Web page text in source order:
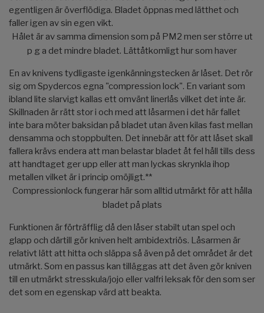
egentligen är överflödiga. Bladet öppnas med lätthet och
faller igen av sin egen vikt.
Hålet är av samma dimension som på PM2 men ser större ut
p g a det mindre bladet. Lättåtkomligt hur som haver
En av knivens tydligaste igenkänningstecken är låset. Det rör
sig om Spydercos egna "compression lock". En variant som
ibland lite slarvigt kallas ett omvänt linerlås vilket det inte är.
Skillnaden är rätt stor i och med att låsarmen i det här fallet
inte bara möter baksidan på bladet utan även kilas fast mellan
densamma och stoppbulten. Det innebär att för att låset skall
fallera krävs endera att man belastar bladet åt fel håll tills dess
att handtaget ger upp eller att man lyckas skrynkla ihop
metallen vilket är i princip omöjligt.**
Compressionlock fungerar här som alltid utmärkt för att hålla
bladet på plats
Funktionen är förträfflig då den låser stabilt utan spel och
glapp och därtill gör kniven helt ambidextriös. Låsarmen är
relativt lätt att hitta och släppa så även på det området är det
utmärkt. Som en passus kan tilläggas att det även gör kniven
till en utmärkt stresskula/jojo eller valfri leksak för den som ser
det som en egenskap värd att beakta.